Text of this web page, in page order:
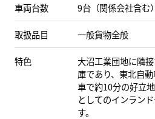
車両台数 9台（関係会社含む）
取扱品目 一般貨物全般
特色
大沼工業団地に隣
庫であり、東北自
車で約10分の好立
としてのインラン
す。